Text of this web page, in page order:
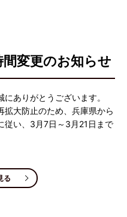
変更のお知らせ
ありがとうございます。
拡大防止のため、兵庫県から
従い、3月7日～3月21日まで
る